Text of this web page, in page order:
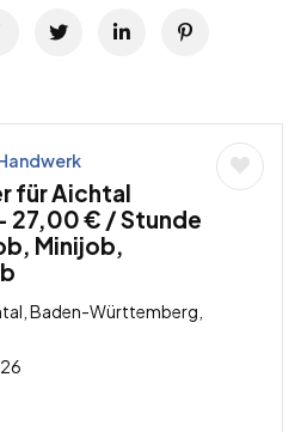
für Aichtal
27,00 € / Stunde
Minijob,
Baden-Württemberg,